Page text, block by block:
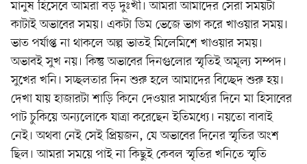
মানুষ হিসেবে আমরা বড় দুঃখী। আমরা আমাদের সেরা সময়টা
কাটাই অভাবের সময়। একটা ডিম ভেজে ভাগ করে খাওয়ার সময়।
ভাত পর্যাপ্ত না থাকলে অল্প ভাতই মিলেমিশে খাওয়ার সময়।
অভাবই সুখ নয়। কিন্তু অভাবের দিনগুলোর স্মৃতিই অমূল্য সম্পদ।
সুখের খনি। সচ্ছলতার দিন শুরু হলে আমাদের বিচ্ছেদ শুরু হয়।
দেখা যায় হাজারটা শাড়ি কিনে দেওয়ার সামর্থ্যের দিনে মা হিসাবের
পাট চুকিয়ে অন্যলোকে যাত্রা করেছেন ইতিমধ্যে। নয়তো বাবাই
নেই। অথবা নেই সেই প্রিয়জন, যে অভাবের দিনের স্মৃতির অংশ
ছিল। আমরা সময়ে পাই না কিছুই কেবল স্মৃতির খনিতে স্মৃতি